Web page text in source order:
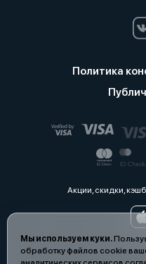
Мы используем куки.
обработку файлов cookie
Политика
Акции, скидки,